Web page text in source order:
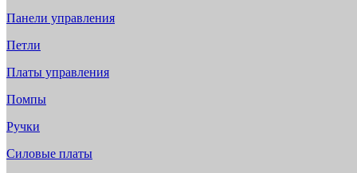
Панели управления
Петли
Платы управления
Помпы
Ручки
Силовые платы